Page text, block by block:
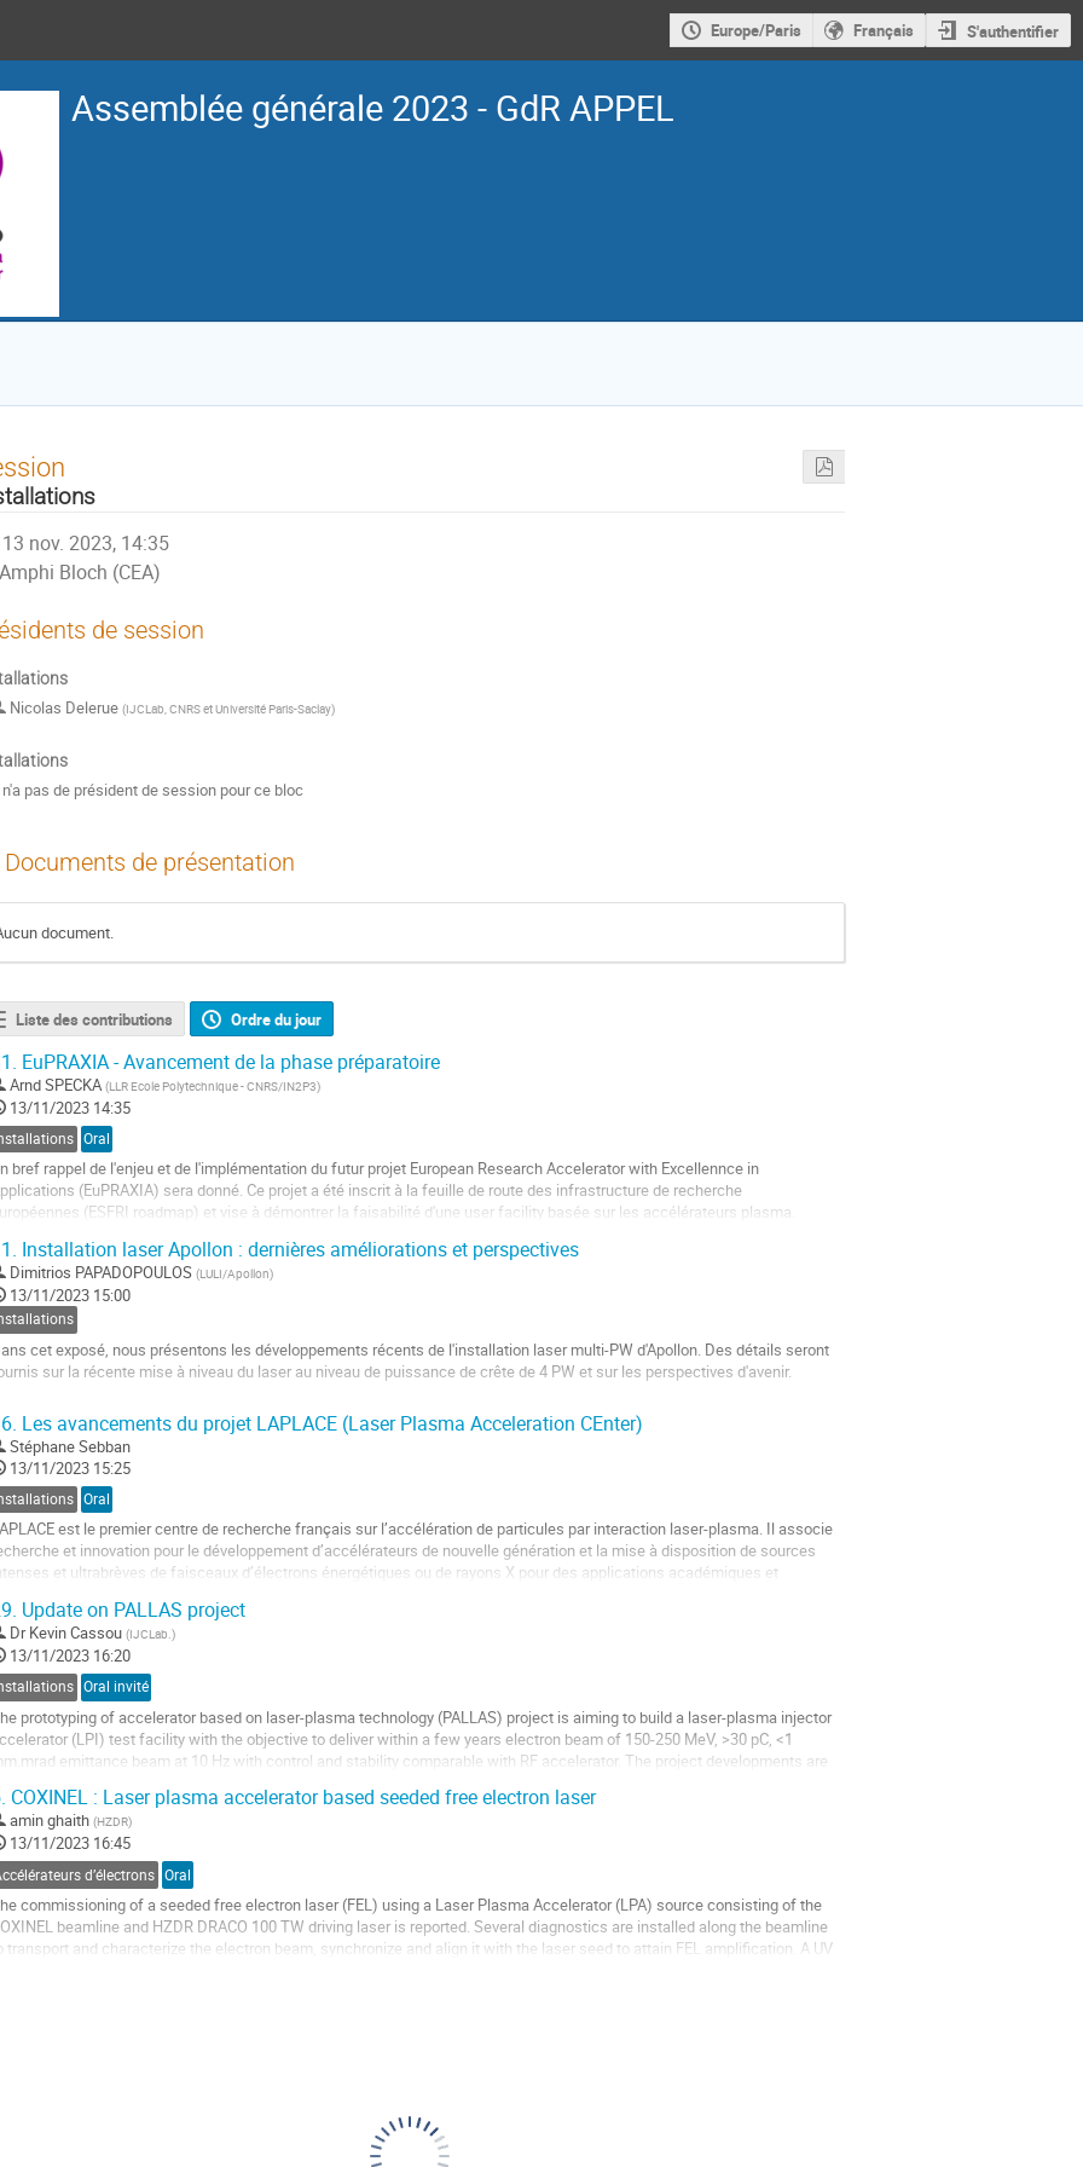
Europe/Paris Français S'authentifier
Assemblée générale 2023 - GdR APPEL
13 nov. 2023, 14:35
Amphi Bloch (CEA)
de session
Nicolas Delerue (IJCLab, CNRS et Université Paris-Saclay)
pas de président de session pour ce bloc
Documents de présentation
document.
Liste des contributions Ordre du jour
EuPRAXIA - Avancement de la phase préparatoire
Arnd SPECKA (LLR Ecole Polytechnique - CNRS/IN2P3)
13/11/2023 14:35
Oral
bref rappel de l'enjeu et de l'implémentation du futur projet European Research Accelerator with Excellennce in
(EuPRAXIA) sera donné. Ce projet a été inscrit à la feuille de route des infrastructure de recherche
(ESFRI roadmap) et vise à démontrer la faisabilité d'une user facility basée sur les accélérateurs plasma.
Installation laser Apollon : dernières améliorations et perspectives
Dimitrios PAPADOPOULOS (LULI/Apollon)
13/11/2023 15:00
cet exposé, nous présentons les développements récents de l'installation laser multi-PW d'Apollon. Des détails seront
sur la récente mise à niveau du laser au niveau de puissance de crête de 4 PW et sur les perspectives d'avenir.
Les avancements du projet LAPLACE (Laser Plasma Acceleration CEnter)
Stéphane Sebban
13/11/2023 15:25
Oral
est le premier centre de recherche français sur l’accélération de particules par interaction laser-plasma. Il associe
et innovation pour le développement d’accélérateurs de nouvelle génération et la mise à disposition de sources
et ultrabrèves de faisceaux d’électrons énergétiques ou de rayons X pour des applications académiques et
Update on PALLAS project
Dr Kevin Cassou (IJCLab.)
13/11/2023 16:20
Oral invité
prototyping of accelerator based on laser-plasma technology (PALLAS) project is aiming to build a laser-plasma injector
(LPI) test facility with the objective to deliver within a few years electron beam of 150-250 MeV, >30 pC, <1
emittance beam at 10 Hz with control and stability comparable with RF accelerator. The project developments are
COXINEL : Laser plasma accelerator based seeded free electron laser
amin ghaith (HZDR)
13/11/2023 16:45
d’électrons Oral
commissioning of a seeded free electron laser (FEL) using a Laser Plasma Accelerator (LPA) source consisting of the
beamline and HZDR DRACO 100 TW driving laser is reported. Several diagnostics are installed along the beamline
transport and characterize the electron beam, synchronize and align it with the laser seed to attain FEL amplification. A UV